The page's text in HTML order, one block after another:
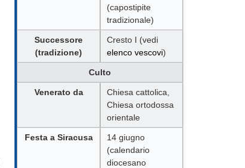
(capostipite
tradizionale)
Successore
(tradizione)
Cresto I (vedi
elenco vescovi)
Culto
Venerato da
Chiesa cattolica,
Chiesa ortodossa
orientale
Festa a Siracusa
14 giugno
(calendario
diocesano